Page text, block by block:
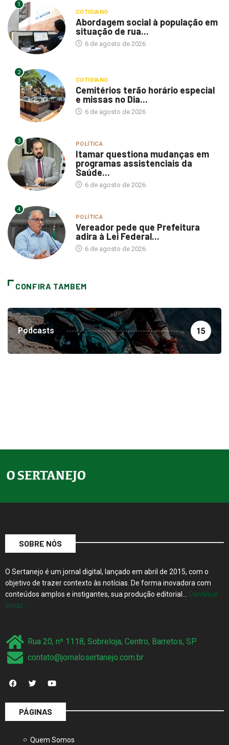
1
COTIDIANO
Abordagem social à população em
situação de rua...
6 de agosto de 2026
2
COTIDIANO
Cemitérios terão horário especial
e missas no Dia...
6 de agosto de 2026
3 POLÍTICA
Itamar questiona mudanças em
programas assistenciais da
Saúde...
6 de agosto de 2026
4
POLÍTICA
Vereador pede que Prefeitura
adira à Lei Federal...
6 de agosto de 2026
CONFIRA TAMBEM
Podcasts 15
SOBRE NÓS
O Sertanejo é um jornal digital, lançado em abril de 2015, com o
objetivo de trazer contexto às notícias. De forma inovadora com
conteúdos amplos e instigantes, sua produção editorial… Continue
lendo…
Rua 20, nº 1118, Sobreloja, Centro, Barretos, SP
contato@jornalosertanejo.com.br
PÁGINAS
Quem Somos